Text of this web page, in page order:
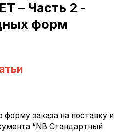
– Часть 2 -
форм
форму заказа на поставку и
“NB Стандартный